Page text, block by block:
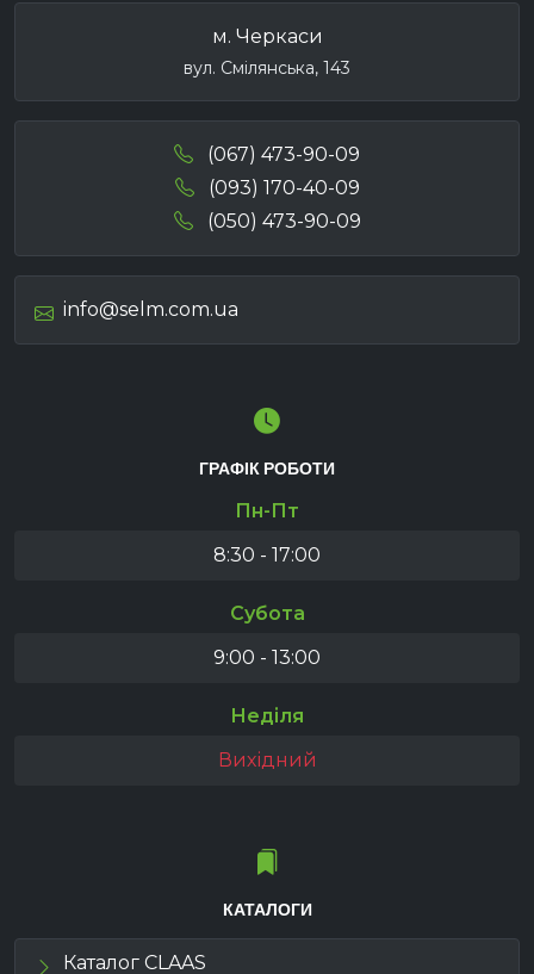
м. Черкаси
вул. Смілянська, 143
(067) 473-90-09
(093) 170-40-09
(050) 473-90-09
info@selm.com.ua
ГРАФІК РОБОТИ
Пн-Пт
8:30 - 17:00
Субота
9:00 - 13:00
Неділя
Вихідний
КАТАЛОГИ
Каталог CLAAS